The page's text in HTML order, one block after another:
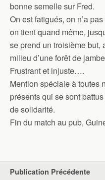
bonne semelle sur Fred.
On est fatigués, on n’a
on tient quand même,
se prend un troisième but,
milieu d’une forêt de
Frustrant et injuste….
Mention spéciale à toutes
présents qui se sont
de solidarité.
Fin du match au pub,
Publication Précédente